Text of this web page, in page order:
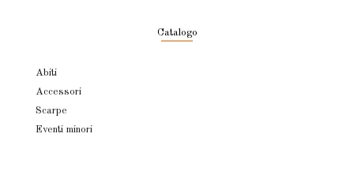
Catalogo
Abiti
Accessori
Scarpe
Eventi minori